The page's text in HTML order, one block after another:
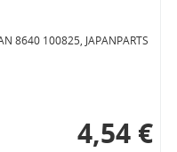
8640 100825, JAPANPARTS
4,54 €